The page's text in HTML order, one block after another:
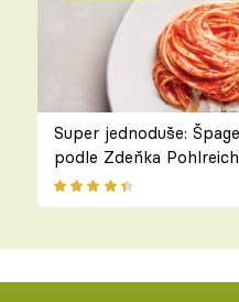
Super jednoduše:
podle Zdeňka